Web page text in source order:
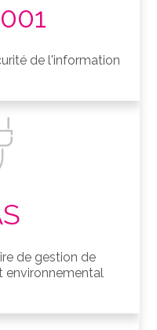
de l'information
de gestion de
environnemental